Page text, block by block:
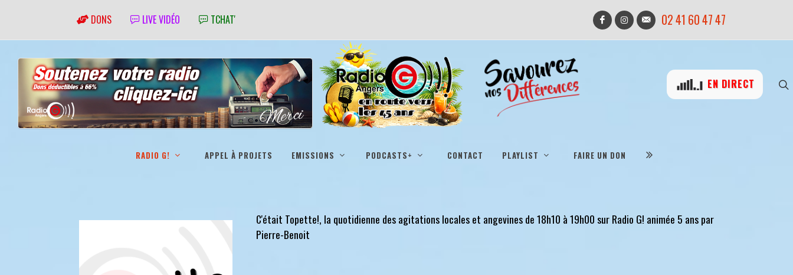
DONS LIVE VIDÉO TCHAT' 02 41 60 47 47
EN DIRECT
RADIO G! APPEL À PROJETS EMISSIONS PODCASTS+ CONTACT PLAYLIST FAIRE UN DON
C'était Topette!, la quotidienne des agitations locales et angevines de 18h10 à 19h00 sur Radio G! animée 5 ans par
Pierre-Benoit